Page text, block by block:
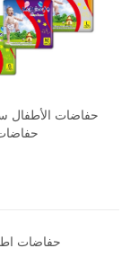
حفاضات الأطفال
حفاضات